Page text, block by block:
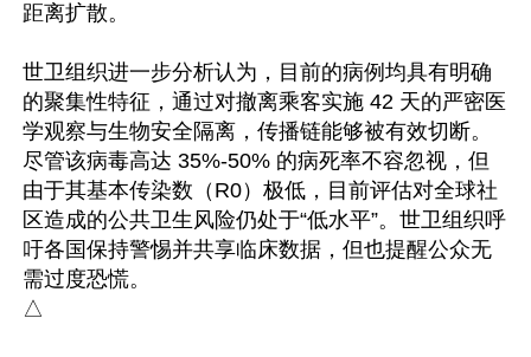
距离扩散。
世卫组织进一步分析认为，目前的病例均具有明确
的聚集性特征，通过对撤离乘客实施 42 天的严密医
学观察与生物安全隔离，传播链能够被有效切断。
尽管该病毒高达 35%-50% 的病死率不容忽视，但
由于其基本传染数（R0）极低，目前评估对全球社
区造成的公共卫生风险仍处于“低水平”。世卫组织呼
吁各国保持警惕并共享临床数据，但也提醒公众无
需过度恐慌。